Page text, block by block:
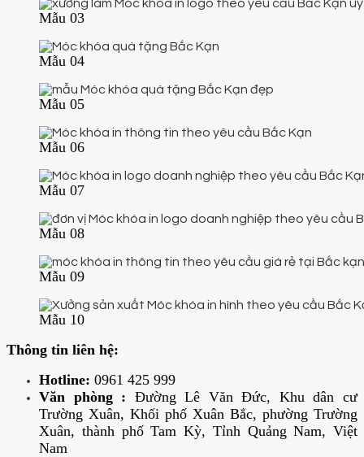
Mẫu 03
Mẫu 04
Mẫu 05
Mẫu 06
Mẫu 07
Mẫu 08
Mẫu 09
Mẫu 10
Thông tin liên hệ:
Hotline: 0961 425 999
Văn phòng : Đường Lê Văn Đức, Khu dân cư
Trường Xuân, Khối phố Xuân Bắc, phường Trường
Xuân, thành phố Tam Kỳ, Tỉnh Quảng Nam, Việt
Nam